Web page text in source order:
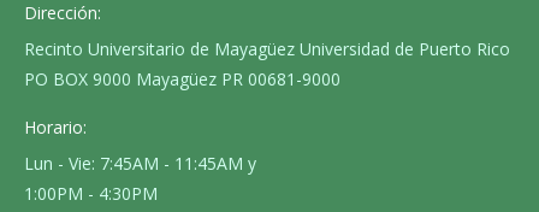
Dirección:
Recinto Universitario de Mayagüez Universidad de Puerto Rico
PO BOX 9000 Mayagüez PR 00681-9000
Horario:
Lun - Vie: 7:45AM - 11:45AM y
1:00PM - 4:30PM